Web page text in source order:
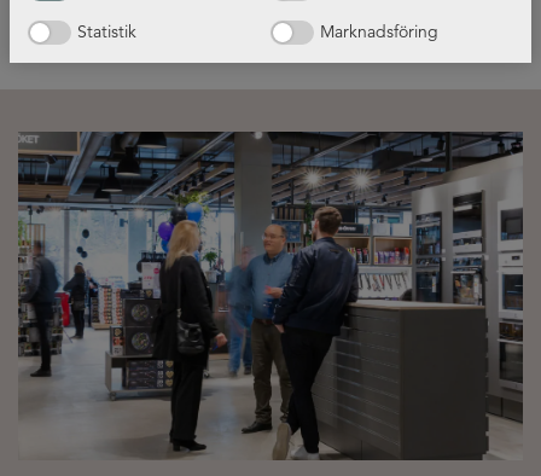
Statistik
Marknadsföring